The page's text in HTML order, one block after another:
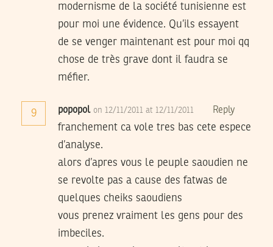
modernisme de la société tunisienne est
pour moi une évidence. Qu’ils essayent
de se venger maintenant est pour moi qq
chose de très grave dont il faudra se
méfier.
9 popopol on 12/11/2011 at 12/11/2011 Reply
franchement ca vole tres bas cete espece
d’analyse.
alors d’apres vous le peuple saoudien ne
se revolte pas a cause des fatwas de
quelques cheiks saoudiens
vous prenez vraiment les gens pour des
imbeciles.